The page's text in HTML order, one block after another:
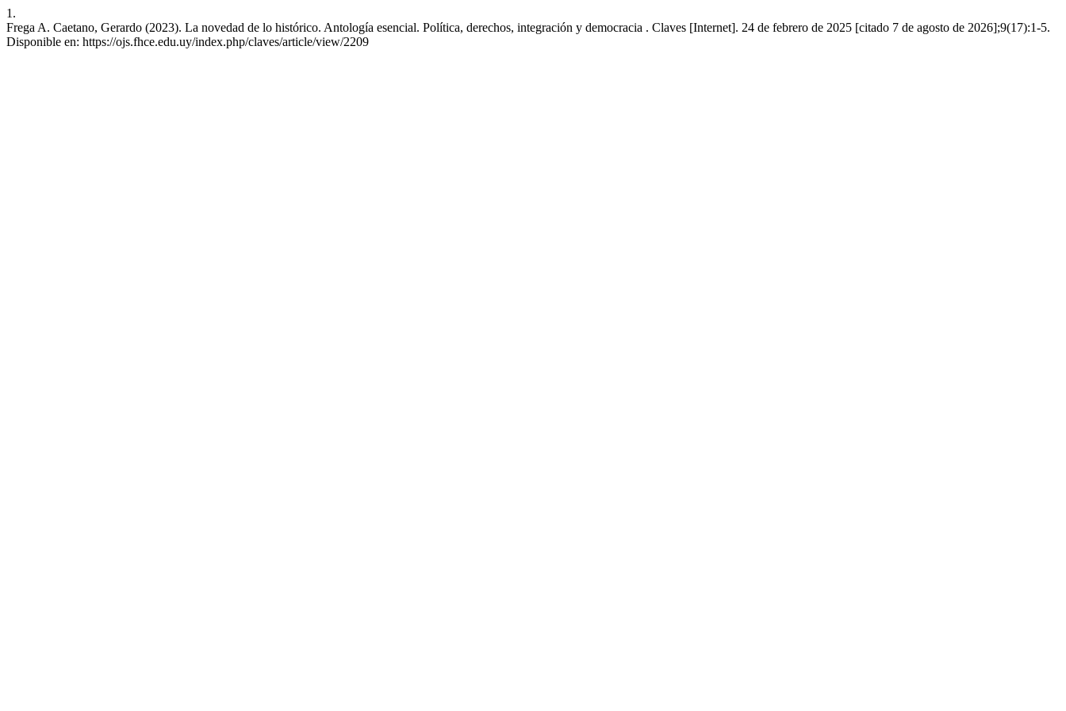
1.
Frega A. Caetano, Gerardo (2023). La novedad de lo histórico. Antología esencial. Política, derechos, integración y democracia . Claves [Internet]. 24 de febrero de 2025 [citado 7 de agosto de 2026];9(17):1-5.
Disponible en: https://ojs.fhce.edu.uy/index.php/claves/article/view/2209